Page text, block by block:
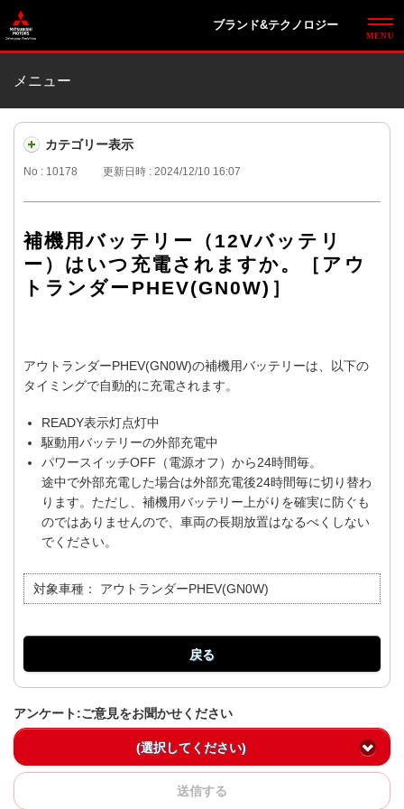
ブランド&テクノロジー
メニュー
カテゴリー表示
No : 10178 更新日時 : 2024/12/10 16:07
補機用バッテリー（12Vバッテリ
ー）はいつ充電されますか。［アウ
トランダーPHEV(GN0W)］
アウトランダーPHEV(GN0W)の補機用バッテリーは、以下の
タイミングで自動的に充電されます。
READY表示灯点灯中
駆動用バッテリーの外部充電中
パワースイッチOFF（電源オフ）から24時間毎。
途中で外部充電した場合は外部充電後24時間毎に切り替わ
ります。ただし、補機用バッテリー上がりを確実に防ぐも
のではありませんので、車両の長期放置はなるべくしない
でください。
対象車種： アウトランダーPHEV(GN0W)
戻る
アンケート:ご意見をお聞かせください
(選択してください)
送信する